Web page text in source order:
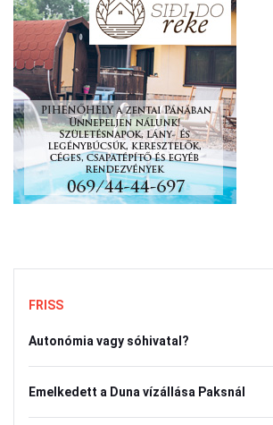
FRISS
Autonómia vagy sóhivatal?
Emelkedett a Duna vízállása Paksnál